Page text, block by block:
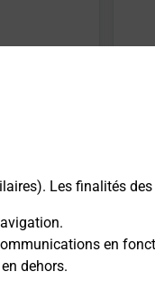
Les finalités
en
dehors.